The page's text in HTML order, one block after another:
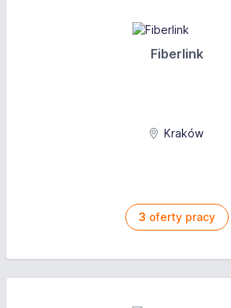
Fiberlink
Kraków
3 oferty pracy